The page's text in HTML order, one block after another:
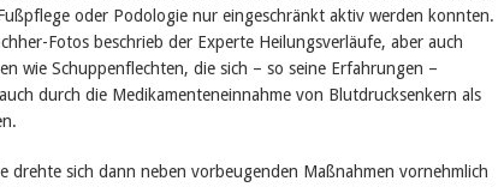
oder Podologie nur eingeschränkt aktiv werden konnten.
Fotos beschrieb der Experte Heilungsverläufe, aber auch
wie Schuppenflechten, die sich – so seine Erfahrungen –
durch die Medikamenteneinnahme von Blutdrucksenkern als
drehte sich dann neben vorbeugenden Maßnahmen vornehmlich